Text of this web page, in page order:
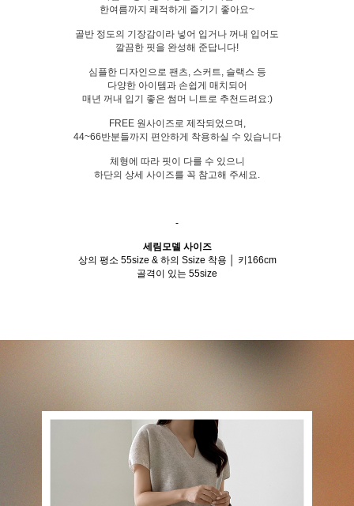
한여름까지 쾌적하게 즐기기 좋아요~
골반 정도의 기장감이라 넣어 입거나 꺼내 입어도
깔끔한 핏을 완성해 준답니다!
심플한 디자인으로 팬츠, 스커트, 슬랙스 등
다양한 아이템과 손쉽게 매치되어
매년 꺼내 입기 좋은 썸머 니트로 추천드려요:)
FREE 원사이즈로 제작되었으며,
44~66반분들까지 편안하게 착용하실 수 있습니다
체형에 따라 핏이 다를 수 있으니
하단의 상세 사이즈를 꼭 참고해 주세요.
-
세림모델 사이즈
상의 평소 55size & 하의 Ssize 착용 │ 키166cm
골격이 있는 55size